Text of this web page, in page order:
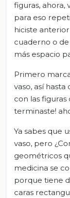
figuras, ahora,
para eso
hiciste
cuaderno o
más espacio
Primero
vaso, así
con las figuras
terminaste!
Ya sabes que
vaso, pero
geométricos
medicina se
porque tiene
caras